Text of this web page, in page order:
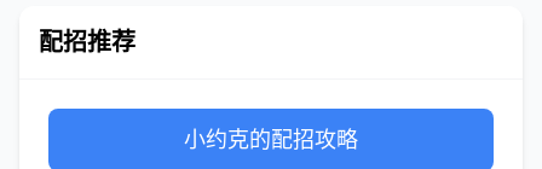
配招推荐
小约克的配招攻略